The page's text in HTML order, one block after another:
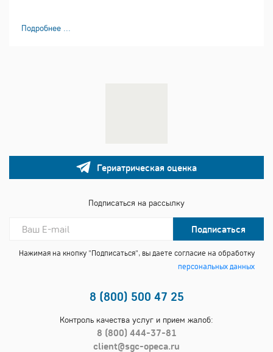
Подробнее ...
Гериатрическая оценка
Подписаться на рассылку
Подписаться
Нажимая на кнопку "Подписаться", вы даете согласие на обработку
персональных данных
8 (800) 500 47 25
Контроль качества услуг и прием жалоб:
8 (800) 444-37-81
client@sgc-opeca.ru